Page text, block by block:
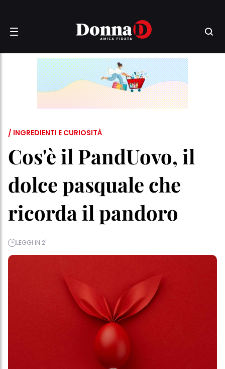
/ INGREDIENTI E CURIOSITÀ
Cos'è il PandUovo, il
dolce pasquale che
ricorda il pandoro
LEGGI IN 2'